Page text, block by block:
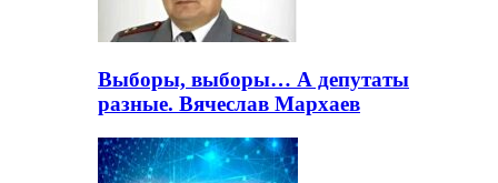
Выборы, выборы… А депутаты
разные. Вячеслав Мархаев